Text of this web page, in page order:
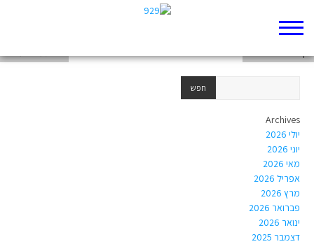
Archives
יולי 2026
יוני 2026
מאי 2026
אפריל 2026
מרץ 2026
פברואר 2026
ינואר 2026
דצמבר 2025